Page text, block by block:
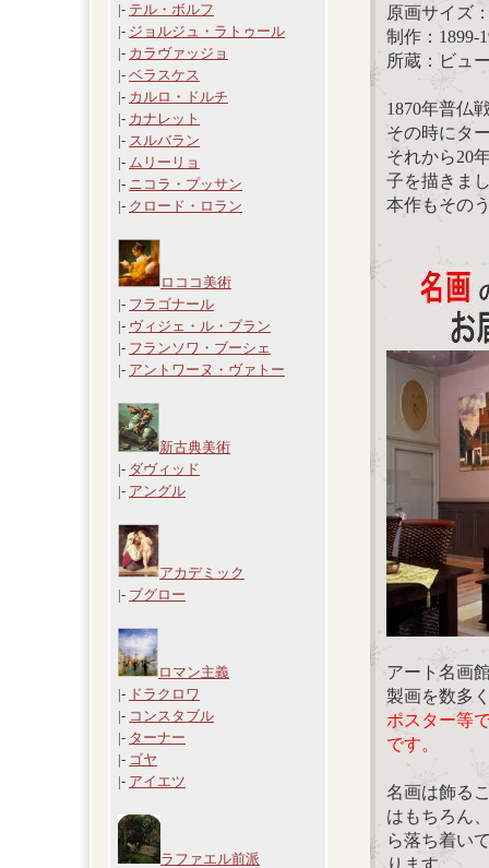
|- テル・ボルフ
|- ジョルジュ・ラトゥール
|- カラヴァッジョ
|- ベラスケス
|- カルロ・ドルチ
|- カナレット
|- スルバラン
|- ムリーリョ
|- ニコラ・プッサン
|- クロード・ロラン
ロココ美術
|- フラゴナール
|- ヴィジェ・ル・ブラン
|- フランソワ・ブーシェ
|- アントワーヌ・ヴァトー
新古典美術
|- ダヴィッド
|- アングル
アカデミック
|- ブグロー
ロマン主義
|- ドラクロワ
|- コンスタブル
|- ターナー
|- ゴヤ
|- アイエツ
ラファエル前派
原画サイズ
制作：1899-
所蔵：ビュ
1870年普仏
その時にタ
それから20
子を描きま
本作もその
アート名画
製画を数多
ポスター等
です。
名画は飾る
はもちろん
ら落ち着い